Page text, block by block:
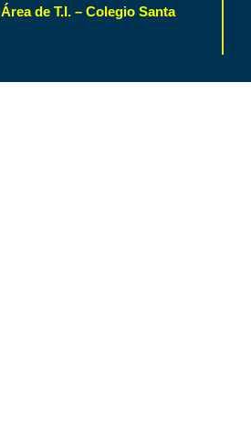
Área de T.I. – Colegio Santa